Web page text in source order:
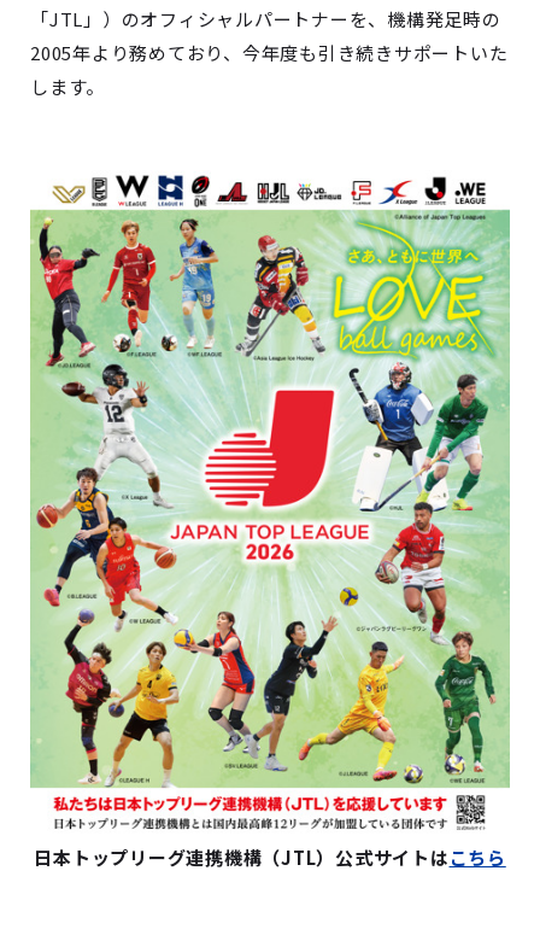
「JTL」）のオフィシャルパートナーを、機構発足時の
2005年より務めており、今年度も引き続きサポートいた
します。
日本トップリーグ連携機構（JTL）公式サイトはこちら